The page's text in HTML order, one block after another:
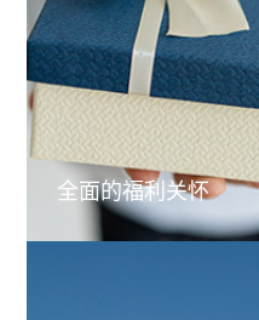
全面的福利关怀